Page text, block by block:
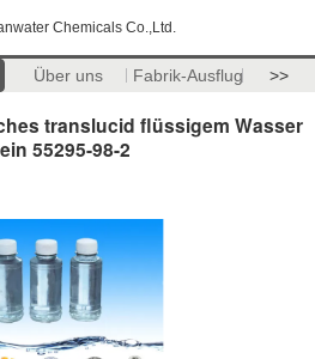
Chemicals Co.,Ltd.
Über uns Fabrik-Ausflug >>
translucid flüssigem Wasser
55295-98-2